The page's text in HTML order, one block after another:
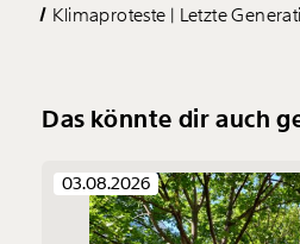
Klimaproteste Letzte
Das könnte dir auch
03.08.2026